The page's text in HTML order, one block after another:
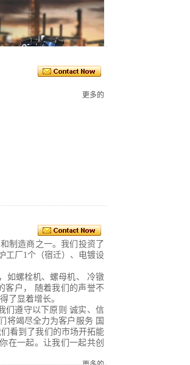
更多的
制造商之一。我们投资了
工厂1个（宿迁）、电镀设
如螺栓机、螺母机、
冷镦
客户，
随着我们的声誉不
了显着增长。
们遵守以下原则 诚实、信
将竭尽全力为客户服务 国
看到了我们的市场开拓能
在一起。让我们一起共创